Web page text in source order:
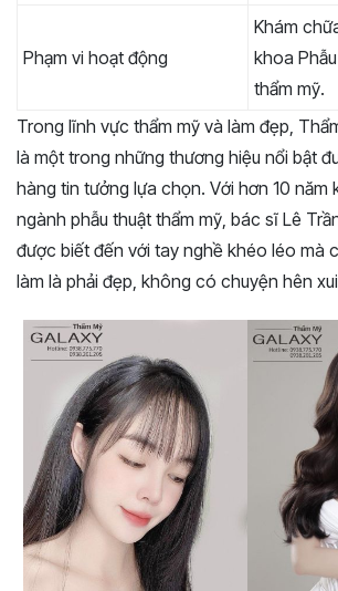
Phạm vi hoạt động
Khám
khoa
thẩm mỹ.
Trong lĩnh vực thẩm mỹ và làm đẹp,
là một trong những thương hiệu nổi bật
hàng tin tưởng lựa chọn. Với hơn 10 năm
ngành phẫu thuật thẩm mỹ, bác sĩ Lê
được biết đến với tay nghề khéo léo mà
làm là phải đẹp, không có chuyện hên